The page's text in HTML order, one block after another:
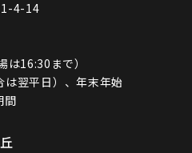
4-14
16:30まで）
翌平日）、年末年始
間